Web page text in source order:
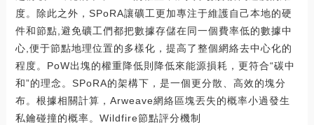
度。除此之外，SPoRA讓礦工更加專注于維護自己本地的硬
件和節點,避免礦工們都把數據存儲在同一個費率低的數據中
心,便于節點地理位置的多樣化，提高了整個網絡去中心化的
程度。PoW出塊的權重降低則降低來能源損耗，更符合“碳中
和”的理念。SPoRA的架構下，是一個更分散、高效的塊分
布。根據相關計算，Arweave網絡區塊丟失的概率小過發生
私鑰碰撞的概率。Wildfire節點評分機制